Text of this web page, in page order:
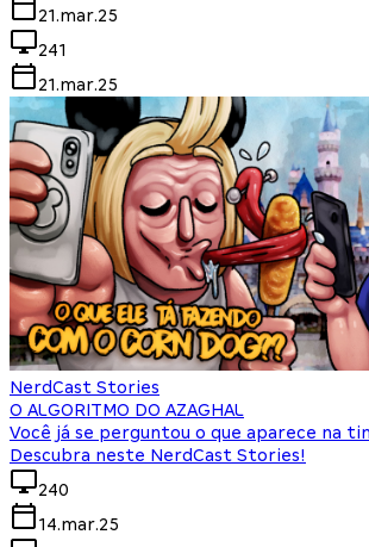
21.mar.25
241
21.mar.25
NerdCast Stories
O ALGORITMO DO AZAGHAL
Você já se perguntou o que aparece na
Descubra neste NerdCast Stories!
240
14.mar.25